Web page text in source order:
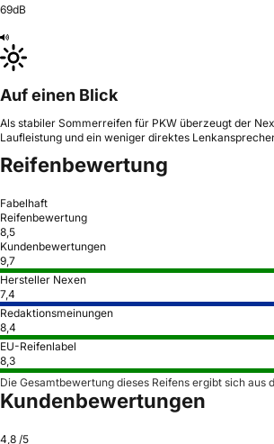
69dB
Auf einen Blick
Als stabiler Sommerreifen für PKW überzeugt der
Laufleistung und ein weniger direktes
Reifenbewertung
Fabelhaft
Reifenbewertung
8,5
Kundenbewertungen
9,7
Hersteller Nexen
7,4
Redaktionsmeinungen
8,4
EU-Reifenlabel
8,3
Die Gesamtbewertung dieses Reifens ergibt sich
Kundenbewertungen
4,8 /5